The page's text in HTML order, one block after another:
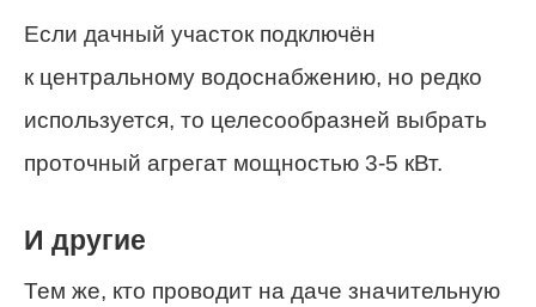
Если дачный участок подключён
к центральному водоснабжению, но редко
используется, то целесообразней выбрать
проточный агрегат мощностью 3-5 кВт.
И другие
Тем же, кто проводит на даче значительную